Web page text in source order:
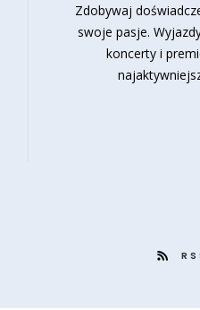
Zdobywaj
swoje pasje.
koncerty i